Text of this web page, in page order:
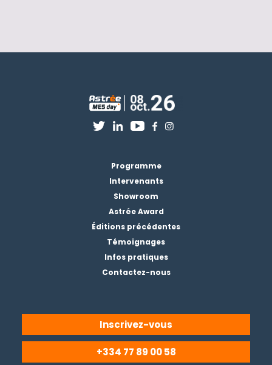
Programme
Intervenants
Showroom
Astrée Award
Éditions précédentes
Témoignages
Infos pratiques
Contactez-nous
Inscrivez-vous
+334 77 89 00 58